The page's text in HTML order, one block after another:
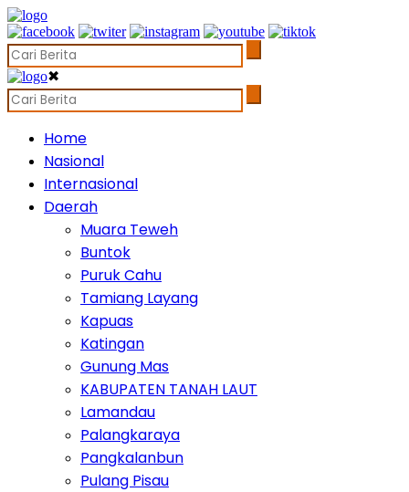
✖
Home
Nasional
Internasional
Daerah
Muara Teweh
Buntok
Puruk Cahu
Tamiang Layang
Kapuas
Katingan
Gunung Mas
KABUPATEN TANAH LAUT
Lamandau
Palangkaraya
Pangkalanbun
Pulang Pisau